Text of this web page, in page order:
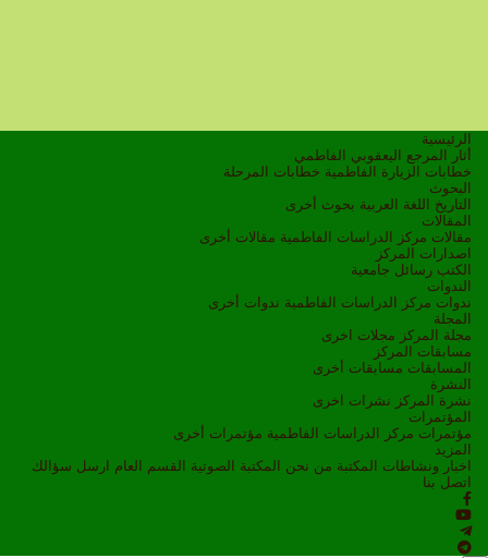
الرئيسية
أثار المرجع اليعقوبي الفاطمي
خطابات الزيارة الفاطمية خطابات المرحلة
البحوث
التاريخ
اللغة العربية بحوث أخرى
المقالات
مقالات مركز الدراسات الفاطمية مقالات أخرى
اصدارات المركز
الكتب رسائل جامعية
الندوات
ندوات مركز الدراسات الفاطمية ندوات أخرى
المجلة
مجلة المركز مجلات اخرى
مسابقات المركز
المسابقات مسابقات أخرى
النشرة
نشرة المركز نشرات اخرى
المؤتمرات
مؤتمرات مركز الدراسات الفاطمية مؤتمرات أخرى
المزيد
اخبار ونشاطات
المكتبة من نحن المكتبة الصوتية القسم العام ارسل سؤالك
اتصل بنا